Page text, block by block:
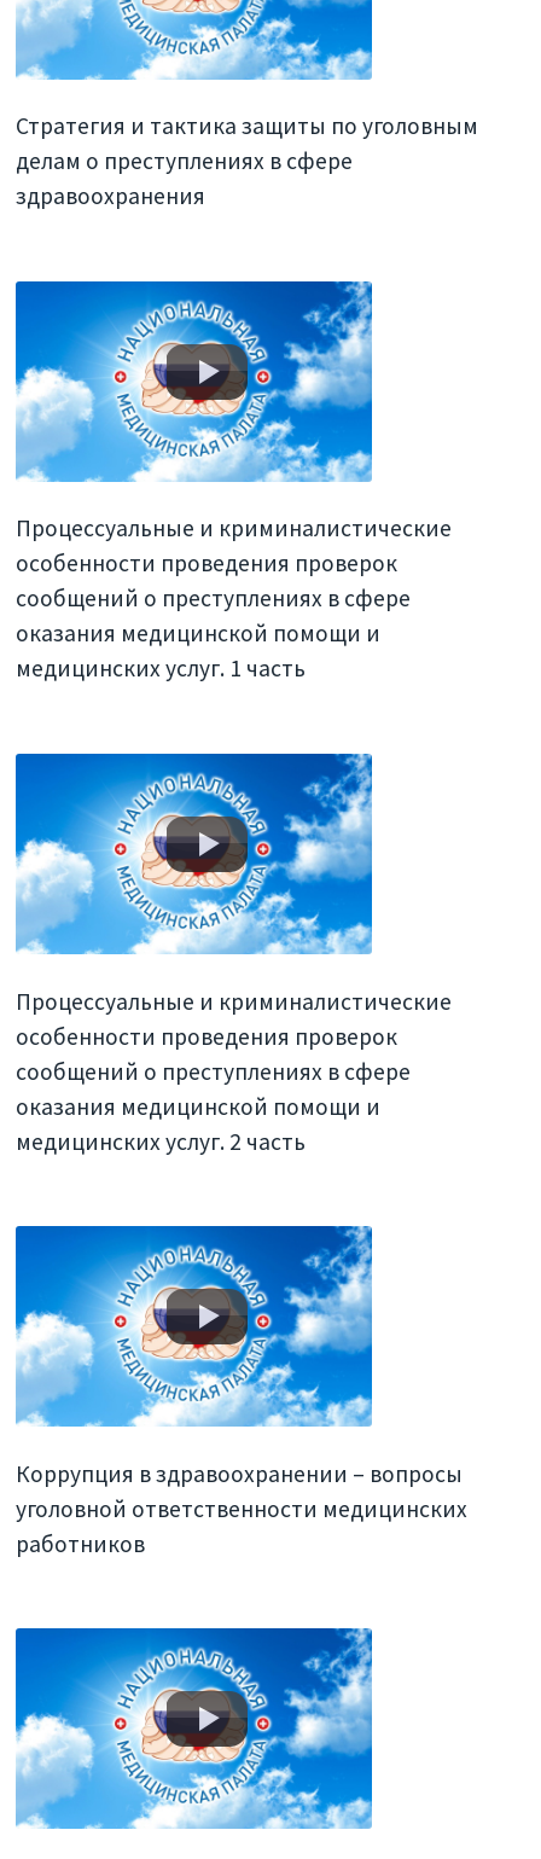
Стратегия и тактика защиты по уголовным
делам о преступлениях в сфере
здравоохранения
Процессуальные и криминалистические
особенности проведения проверок
сообщений о преступлениях в сфере
оказания медицинской помощи и
медицинских услуг. 1 часть
Процессуальные и криминалистические
особенности проведения проверок
сообщений о преступлениях в сфере
оказания медицинской помощи и
медицинских услуг. 2 часть
Коррупция в здравоохранении – вопросы
уголовной ответственности медицинских
работников